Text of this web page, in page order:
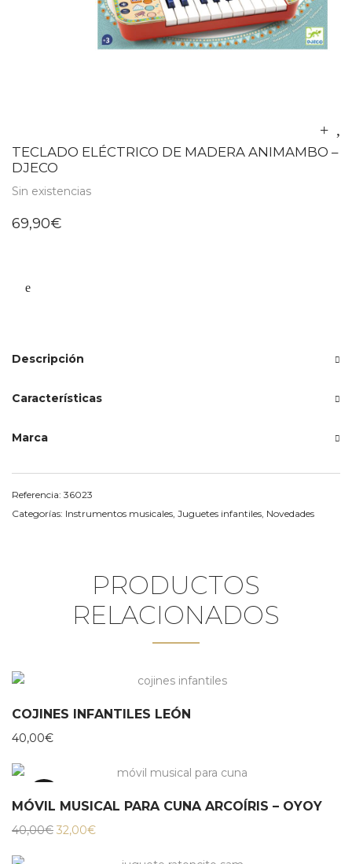
TECLADO ELÉCTRICO DE MADERA ANIMAMBO –
DJECO
Sin existencias
69,90€
Descripción
Características
Marca
Referencia: 36023
Categorías: Instrumentos musicales Juguetes infantiles Novedades
PRODUCTOS
RELACIONADOS
COJINES INFANTILES LEÓN
40,00€
MÓVIL MUSICAL PARA CUNA ARCOÍRIS – OYOY
40,00€ El
32,00€El
actual